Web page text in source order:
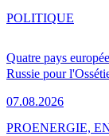
Quatre pays
Russie pour
07.08.2026
POLITIQUE
PROENERGIE,